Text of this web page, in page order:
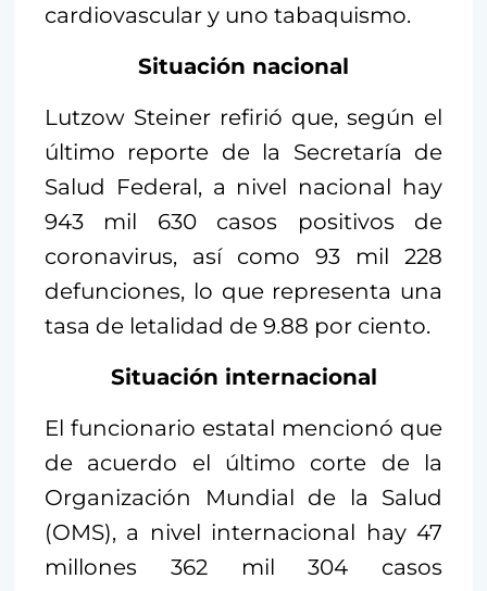
cardiovascular y uno tabaquismo.
Situación nacional
Lutzow Steiner refirió que, según el
último reporte de la Secretaría de
Salud Federal, a nivel nacional hay
943 mil 630 casos positivos de
coronavirus, así como 93 mil 228
defunciones, lo que representa una
tasa de letalidad de 9.88 por ciento.
Situación internacional
El funcionario estatal mencionó que
de acuerdo el último corte de la
Organización Mundial de la Salud
(OMS), a nivel internacional hay 47
millones 362 mil 304 casos